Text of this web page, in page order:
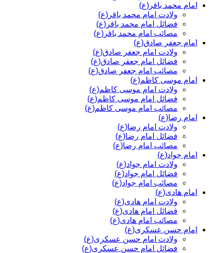
امام محمد باقر(ع)
ولادت امام محمد باقر(ع)
فضائل امام محمد باقر(ع)
مصائب امام محمد باقر(ع)
امام جعفر صادق(ع)
ولادت امام جعفر صادق(ع)
فضائل امام جعفر صادق(ع)
مصائب امام جعفر صادق(ع)
امام موسی کاظم(ع)
ولادت امام موسی کاظم(ع)
فضائل امام موسی کاظم(ع)
مصائب امام موسی کاظم(ع)
امام رضا(ع)
ولادت امام رضا(ع)
فضائل امام رضا(ع)
مصائب امام رضا(ع)
امام جواد(ع)
ولادت امام جواد(ع)
فضائل امام جواد(ع)
مصائب امام جواد(ع)
امام هادی(ع)
ولادت امام هادی(ع)
فضائل امام هادی(ع)
مصائب امام هادی(ع)
امام حسن عسکری(ع)
ولادت امام حسن عسکری(ع)
فضائل امام حسن عسکری(ع)